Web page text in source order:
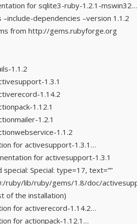
for sqlite3-ruby-1.2.1-mswin32…
dependencies –version 1.1.2
from http://gems.rubyforge.org
1.1.2
1.3.1
1.14.2
1.12.1
1.2.1
1.1.2
for activesupport-1.3.1…
for activesupport-1.3.1
special: Special: type=17, text=””
ruby/lib/ruby/gems/1.8/doc/
of the installation)
for activerecord-1.14.2…
for actionpack-1.12.1…